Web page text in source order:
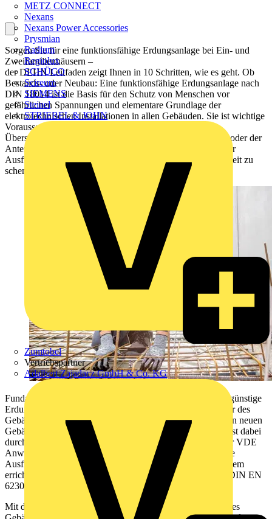
METZ CONNECT
Nexans
Nexans Power Accessories
Prysmian
Radium
Regiolux
SCHÜCO
Scireum
SIEMENS
Steinel
STRIEBEL & JOHN
Zumtobel
Vertriebspartner
Adalbert Zajadacz GmbH & Co. KG
Sorgen Sie für eine funktionsfähige Erdungsanlage bei Ein- und
Zweifamilienhäusern –
der DEHN Leitfaden zeigt Ihnen in 10 Schritten, wie es geht. Ob
Bestands- oder Neubau: Eine funktionsfähige Erdungsanlage nach
DIN 18014ist die Basis für den Schutz von Menschen vor
gefährlichen Spannungen und elementare Grundlage der
elektrotechnischen Installationen in allen Gebäuden. Sie ist wichtige
Voraussetzung für die sichere Funktion des Blitz- und
Überspannungsschutzes, des Funktionspotentialausgleichs oder der
Antennenerdung. Daher ist sowohl der Planung als auch der
Ausführung des Fundamenterders besondere Aufmerksamkeit zu
schenken.
Fundament- oder Ringerder stellen eine sichere und kostengünstige
Erdungsanlage dar - und dies über die gesamte Lebensdauer des
Gebäudes. In Deutschland besteht die Verpflichtung, in allen neuen
Gebäuden einen Fundamenterder zu erstellen. Der Einbau ist dabei
durch die DIN VDE 0100-540, die DIN 18015-1 sowie der VDE
Anwendungsregel AR 4100 vorgeschrieben. Die technische
Ausführung regelt die DIN 18014. Wird ein Blitzschutzsystem
errichtet, gelten zudem die erweiterten Anforderungen der DIN EN
62305-3.
Mit dem Fundamenterder wird über die gesamte Nutzung des